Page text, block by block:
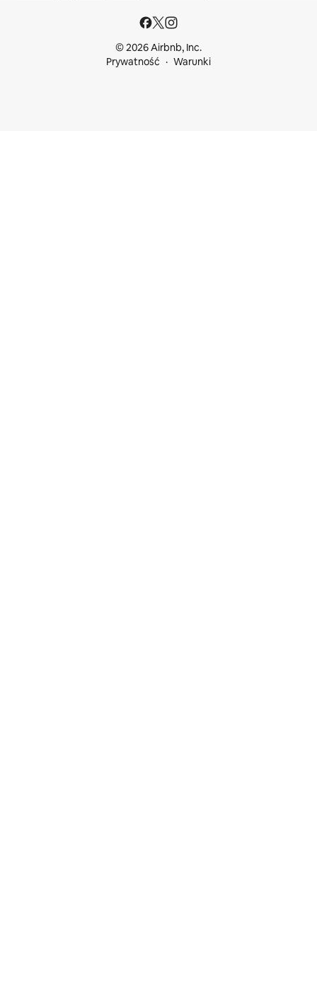
© 2026 Airbnb, Inc.
Prywatność
Warunki